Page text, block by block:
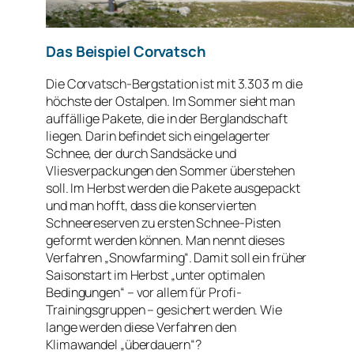
Das Beispiel Corvatsch
Die Corvatsch-Bergstation ist mit 3.303 m die
höchste der Ostalpen. Im Sommer sieht man
auffällige Pakete, die in der Berglandschaft
liegen. Darin befindet sich eingelagerter
Schnee, der durch Sandsäcke und
Vliesverpackungen den Sommer überstehen
soll. Im Herbst werden die Pakete ausgepackt
und man hofft, dass die konservierten
Schneereserven zu ersten Schnee-Pisten
geformt werden können. Man nennt dieses
Verfahren „Snowfarming“. Damit soll ein früher
Saisonstart im Herbst „unter optimalen
Bedingungen“ – vor allem für Profi-
Trainingsgruppen – gesichert werden. Wie
lange werden diese Verfahren den
Klimawandel „überdauern“?